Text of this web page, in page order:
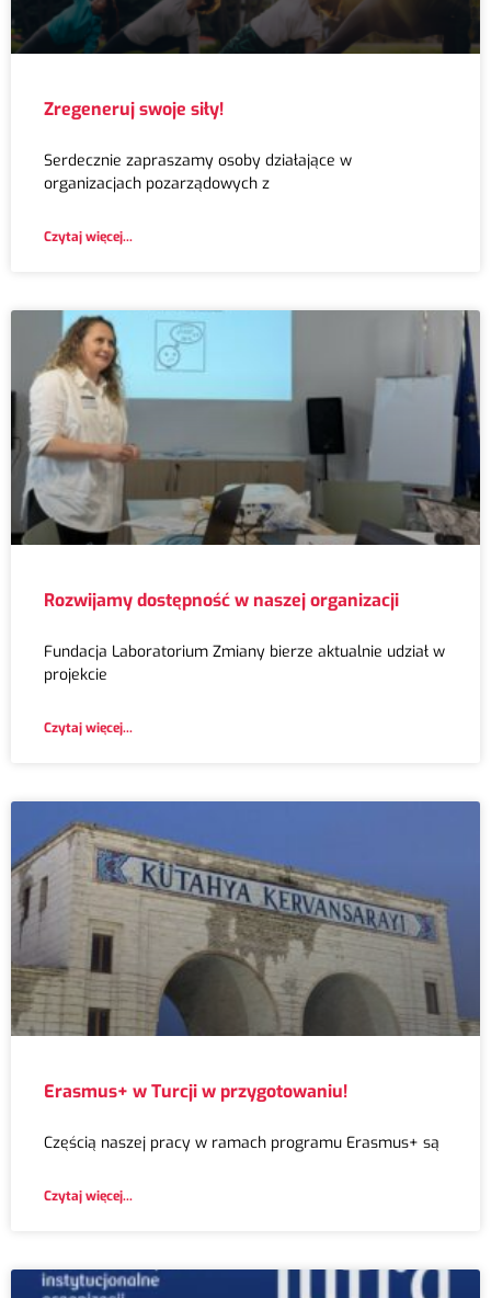
Zregeneruj swoje siły!
Serdecznie zapraszamy osoby działające w
organizacjach pozarządowych z
Czytaj więcej...
Rozwijamy dostępność w naszej organizacji
Fundacja Laboratorium Zmiany bierze aktualnie udział w
projekcie
Czytaj więcej...
Erasmus+ w Turcji w przygotowaniu!
Częścią naszej pracy w ramach programu Erasmus+ są
Czytaj więcej...